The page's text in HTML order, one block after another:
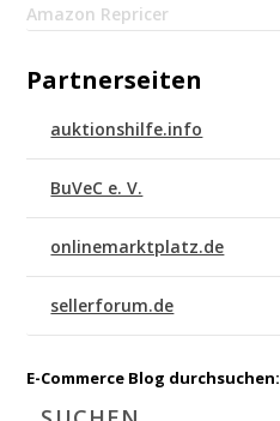
Amazon Repricer
Partnerseiten
auktionshilfe.info
BuVeC e. V.
onlinemarktplatz.de
sellerforum.de
E-Commerce Blog durchsuchen: